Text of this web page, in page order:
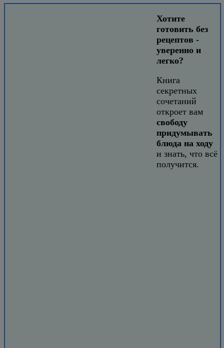
Хотите
готовить без
рецептов -
уверенно и
легко?
Книга
секретных
сочетаний
откроет вам
свободу
придумывать
блюда на ходу
и знать, что всё
получится.